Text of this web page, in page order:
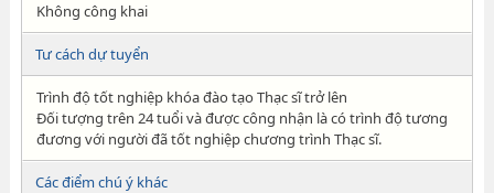
Không công khai
Tư cách dự tuyển
Trình độ tốt nghiệp khóa đào tạo Thạc sĩ trở lên
Đối tượng trên 24 tuổi và được công nhận là có trình độ tương
đương với người đã tốt nghiệp chương trình Thạc sĩ.
Các điểm chú ý khác